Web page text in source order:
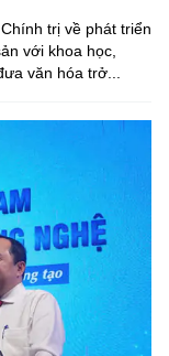
trị về phát triển
với khoa học,
văn hóa trở...